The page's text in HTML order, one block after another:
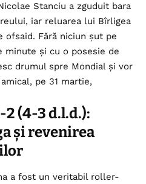
Stanciu a zguduit bara
iar reluarea lui Bîrligea
ofsaid. Fără niciun șut pe
și cu o posesie de
drumul spre Mondial și vor
pe 31 martie,
2 (4-3 d.l.d.):
și revenirea
a fost un veritabil roller-